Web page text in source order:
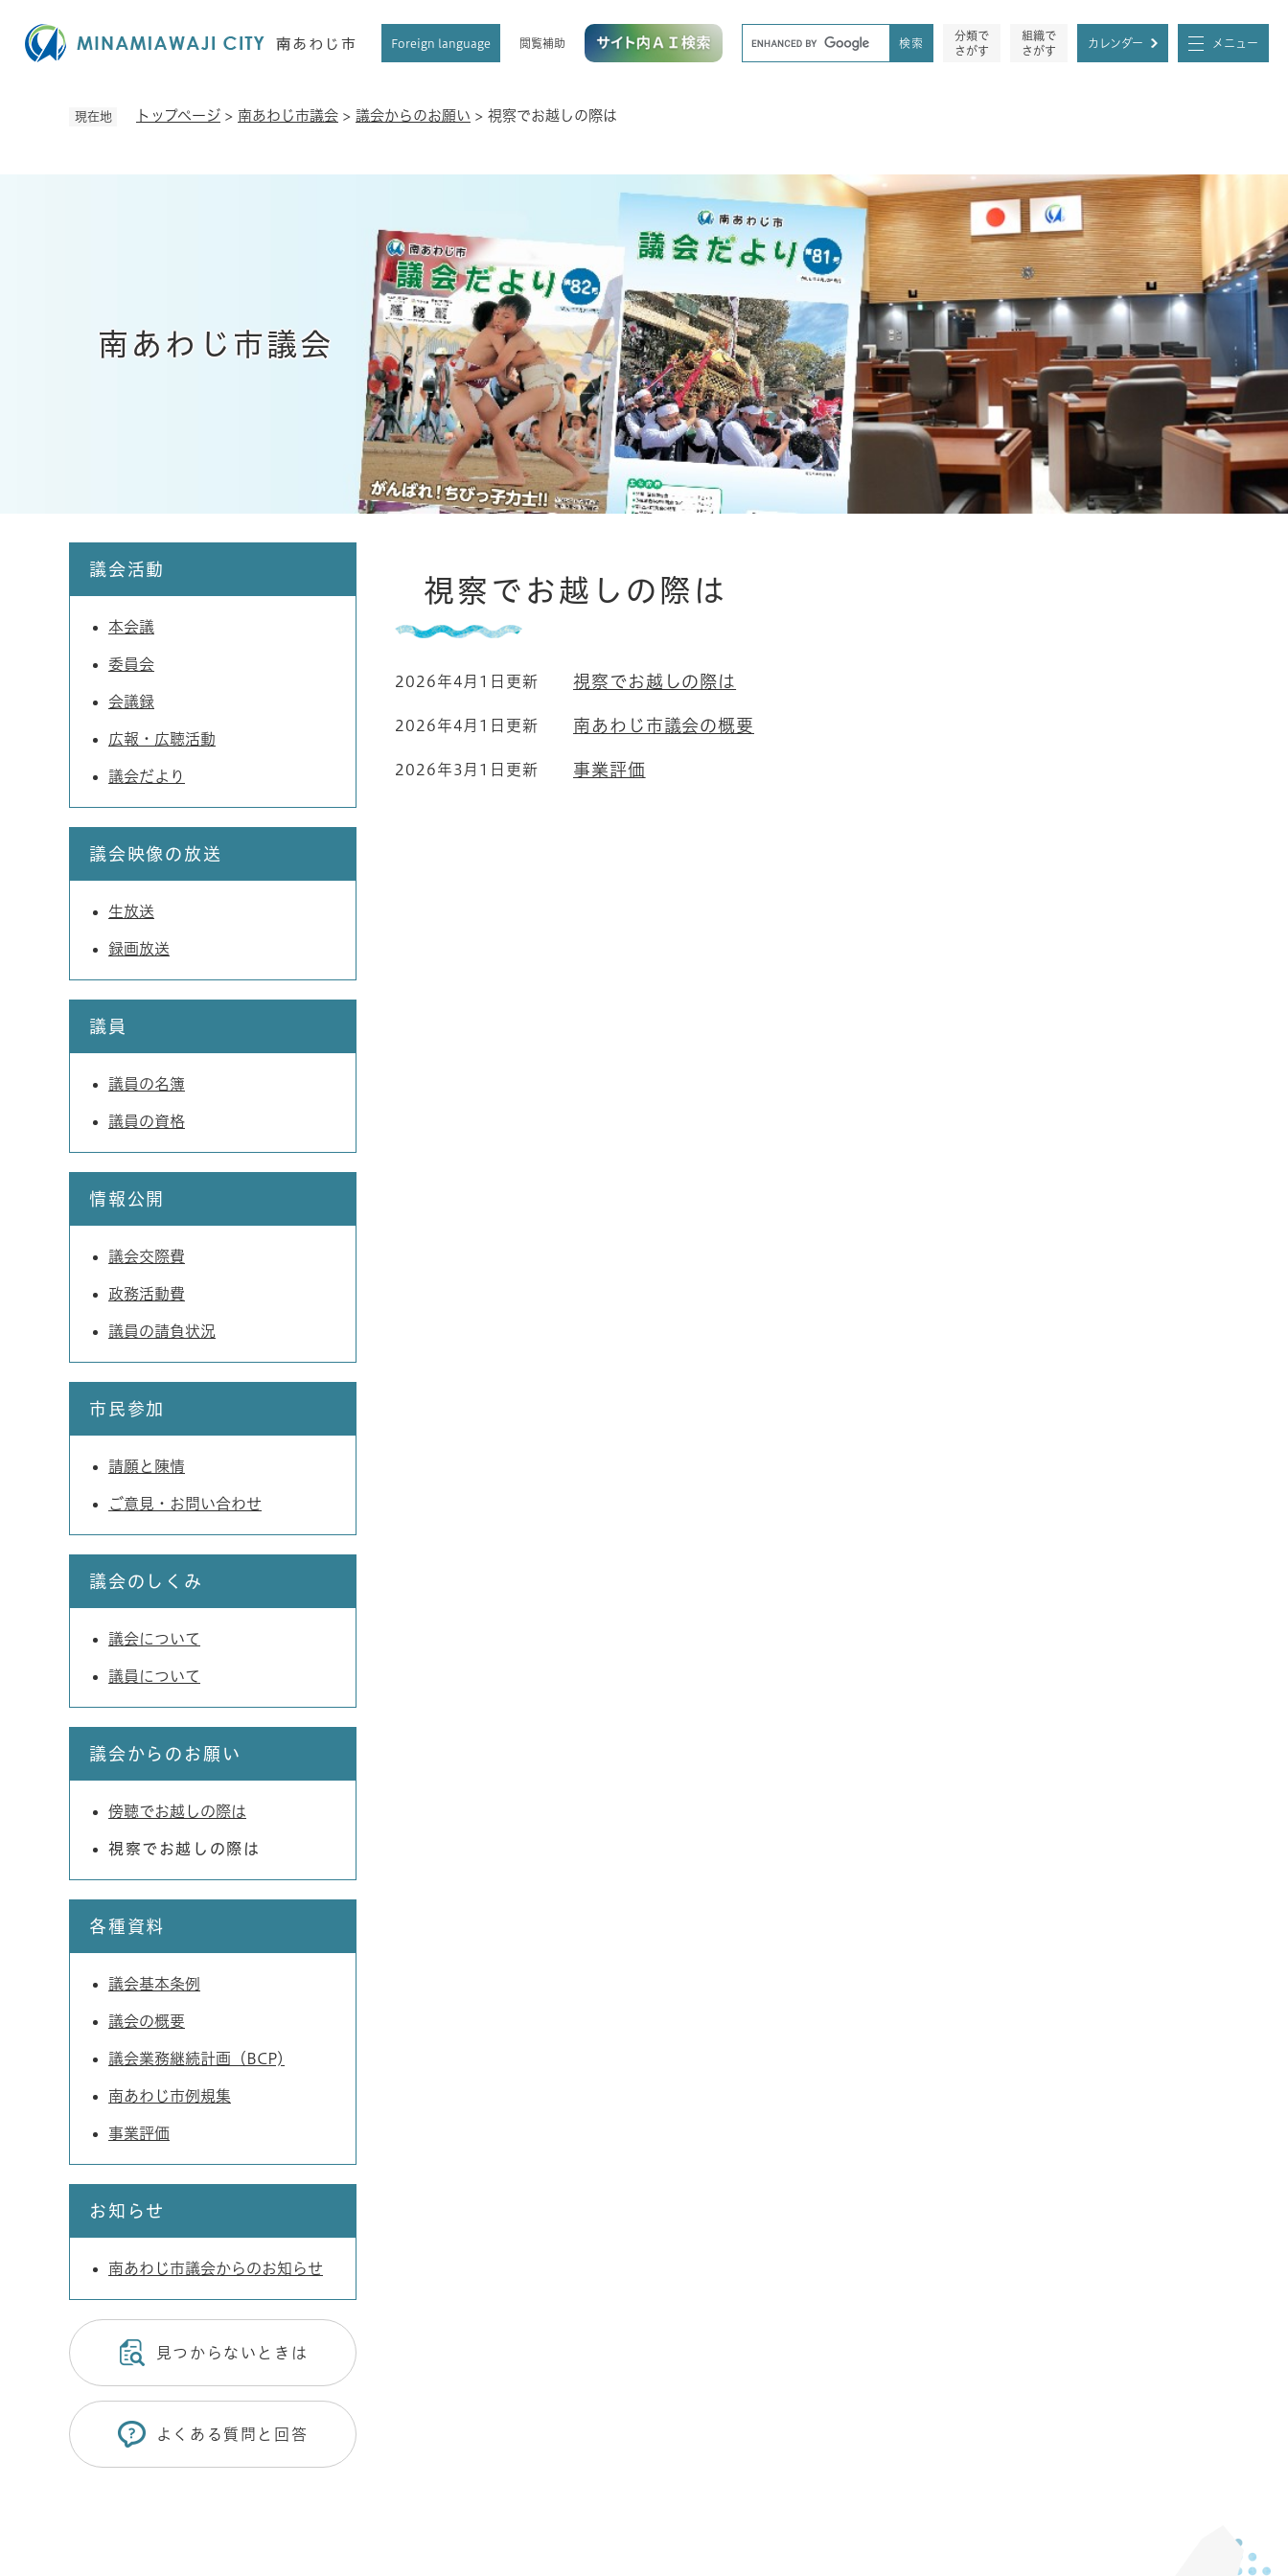
Foreign language 閲覧補助
分類で
さがす
組織で
さがす
カレンダー メニュー
現在地 トップページ > 南あわじ市議会 > 議会からのお願い > 視察でお越しの際は
南あわじ市議会
視察でお越しの際は
2026年4月1日更新 視察でお越しの際は
2026年4月1日更新 南あわじ市議会の概要
2026年3月1日更新 事業評価
議会活動
本会議
委員会
会議録
広報・広聴活動
議会だより
議会映像の放送
生放送
録画放送
議員
議員の名簿
議員の資格
情報公開
議会交際費
政務活動費
議員の請負状況
市民参加
請願と陳情
ご意見・お問い合わせ
議会のしくみ
議会について
議員について
議会からのお願い
傍聴でお越しの際は
視察でお越しの際は
各種資料
議会基本条例
議会の概要
議会業務継続計画（BCP)
南あわじ市例規集
事業評価
お知らせ
南あわじ市議会からのお知らせ
見つからないときは
よくある質問と回答